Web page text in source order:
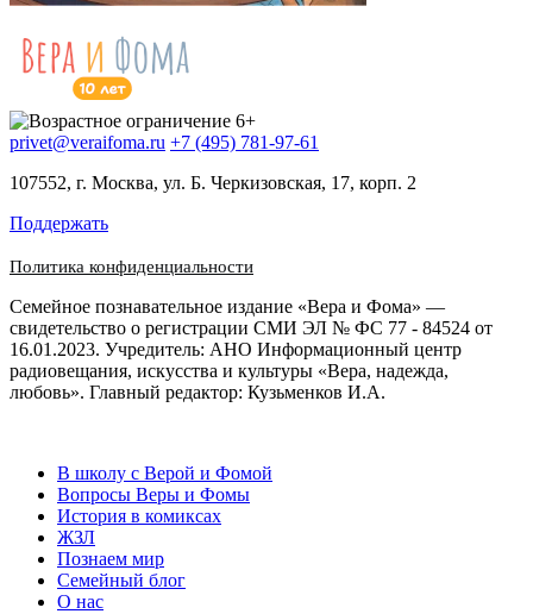
privet@veraifoma.ru +7 (495) 781-97-61
107552, г. Москва, ул. Б. Черкизовская, 17, корп. 2
Поддержать
Политика конфиденциальности
Семейное познавательное издание «Вера и Фома» —
свидетельство о регистрации СМИ ЭЛ № ФС 77 - 84524 от
16.01.2023. Учредитель: АНО Информационный центр
радиовещания, искусства и культуры «Вера, надежда,
любовь». Главный редактор: Кузьменков И.А.
В школу с Верой и Фомой
Вопросы Веры и Фомы
История в комиксах
ЖЗЛ
Познаем мир
Семейный блог
О нас